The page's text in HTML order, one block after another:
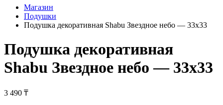
Магазин
Подушки
Подушка декоративная Shabu Звездное небо — 33х33
Подушка декоративная
Shabu Звездное небо — 33х33
3 490 ₸